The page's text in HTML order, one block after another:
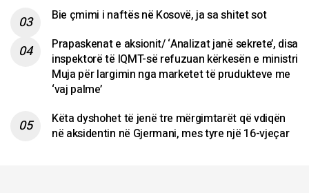
Bie çmimi i naftës në Kosovë, ja sa shitet sot
Prapaskenat e aksionit/ ‘Analizat janë sekrete’, disa
inspektorë të IQMT-së refuzuan kërkesën e ministri
Muja për largimin nga marketet të prudukteve me
‘vaj palme’
Këta dyshohet të jenë tre mërgimtarët që vdiqën
në aksidentin në Gjermani, mes tyre një 16-vjeçar